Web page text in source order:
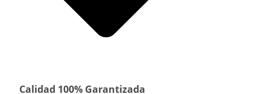
Calidad 100% Garantizada